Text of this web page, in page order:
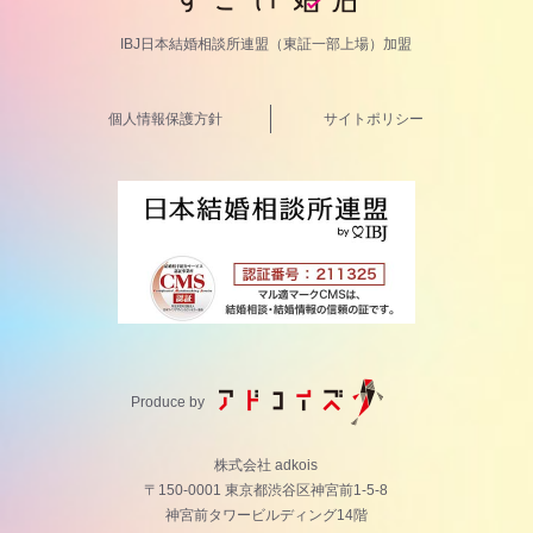
IBJ日本結婚相談所連盟（東証一部上場）加盟
個人情報保護方針 サイトポリシー
Produce by
株式会社 adkois
〒150-0001 東京都渋谷区神宮前1-5-8
神宮前タワービルディング14階